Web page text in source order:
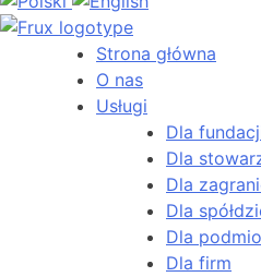
Strona główna
O nas
Usługi
Dla
Dla
Dla
Dla
Dla
Dla firm